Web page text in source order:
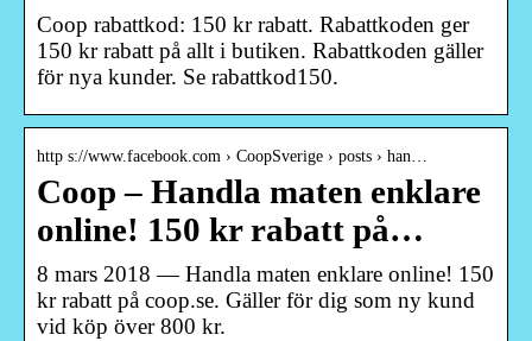
Coop rabattkod: 150 kr rabatt. Rabattkoden ger
150 kr rabatt på allt i butiken. Rabattkoden gäller
för nya kunder. Se rabattkod150.
http s://www.facebook.com › CoopSverige › posts › han…
Coop – Handla maten enklare
online! 150 kr rabatt på…
8 mars 2018 — Handla maten enklare online! 150
kr rabatt på coop.se. Gäller för dig som ny kund
vid köp över 800 kr.